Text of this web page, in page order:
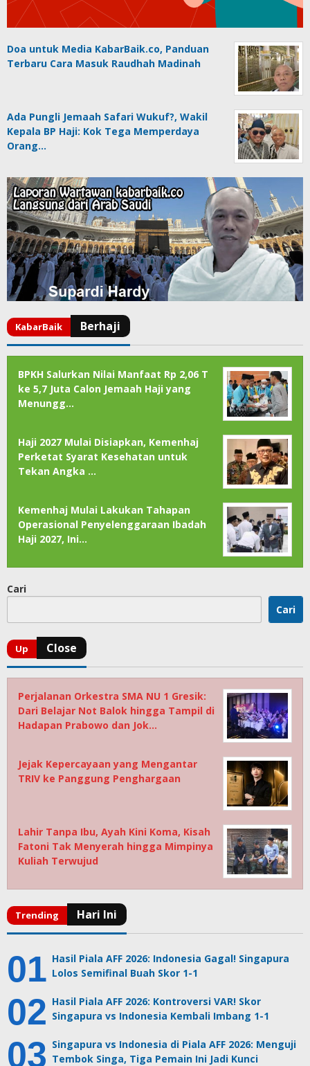
Doa untuk Media KabarBaik.co, Panduan
Terbaru Cara Masuk Raudhah Madinah
Ada Pungli Jemaah Safari Wukuf?, Wakil
Kepala BP Haji: Kok Tega Memperdaya
Orang…
BPKH Salurkan Nilai Manfaat Rp 2,06 T
ke 5,7 Juta Calon Jemaah Haji yang
Menungg…
Haji 2027 Mulai Disiapkan, Kemenhaj
Perketat Syarat Kesehatan untuk
Tekan Angka …
Kemenhaj Mulai Lakukan Tahapan
Operasional Penyelenggaraan Ibadah
Haji 2027, Ini…
Cari
Cari
Perjalanan Orkestra SMA NU 1 Gresik:
Dari Belajar Not Balok hingga Tampil di
Hadapan Prabowo dan Jok…
Jejak Kepercayaan yang Mengantar
TRIV ke Panggung Penghargaan
Lahir Tanpa Ibu, Ayah Kini Koma, Kisah
Fatoni Tak Menyerah hingga Mimpinya
Kuliah Terwujud
Hasil Piala AFF 2026: Indonesia Gagal! Singapura
Lolos Semifinal Buah Skor 1-1
Hasil Piala AFF 2026: Kontroversi VAR! Skor
Singapura vs Indonesia Kembali Imbang 1-1
Singapura vs Indonesia di Piala AFF 2026: Menguji
Tembok Singa, Tiga Pemain Ini Jadi Kunci